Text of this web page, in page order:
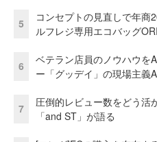
5
コンセプトの見直しで年
ルフレジ専用エコバッグ
6
ベテラン店員のノウハウを
ー「グッデイ」の現場主義
7
圧倒的レビュー数をどう活
「and ST」が語る